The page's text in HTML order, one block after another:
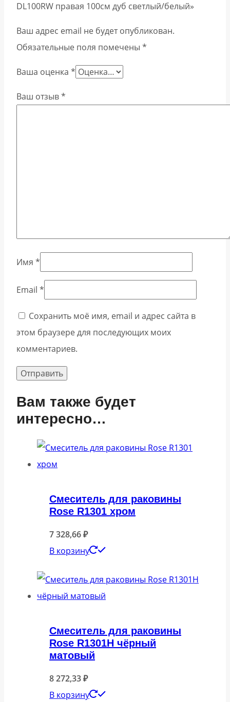
DL100RW правая 100см дуб светлый/белый»
Ваш адрес email не будет опубликован.
Обязательные поля помечены *
Ваша оценка *
Ваш отзыв*
Имя *
Email *
Сохранить моё имя, email и адрес сайта в
этом браузере для последующих моих
комментариев.
Вам также будет
интересно…
Смеситель для раковины
Rose R1301 хром
7 328,66₽
В корзину
Смеситель для раковины
Rose R1301H чёрный
матовый
8 272,33₽
В корзину